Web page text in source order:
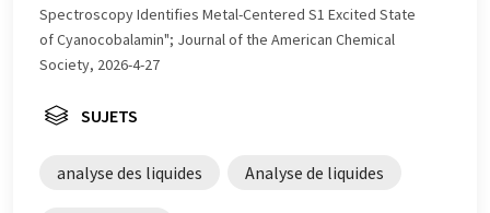
Spectroscopy Identifies Metal-Centered S1 Excited State
of Cyanocobalamin"; Journal of the American Chemical
Society, 2026-4-27
SUJETS
analyse des liquides Analyse de liquides